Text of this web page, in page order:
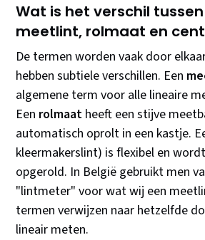
Wat is het verschil
meetlint, rolmaat en
De termen worden vaak door
hebben subtiele verschillen. Een
algemene term voor alle lineaire
Een rolmaat heeft een stijve
automatisch oprolt in een kastje.
kleermakerslint) is flexibel en
opgerold. In België gebruikt men
"lintmeter" voor wat wij een
termen verwijzen naar hetzelfde
lineair meten.